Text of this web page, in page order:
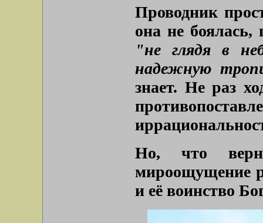
Проводник
она не
"не глядя в
надежную
знает. Не раз
Но, что
мироощущение
и её воинство